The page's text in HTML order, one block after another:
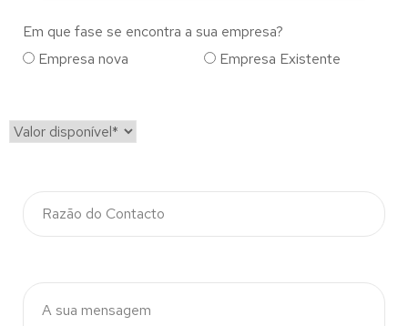
Em que fase se encontra a sua empresa?
Empresa nova
Empresa Existente